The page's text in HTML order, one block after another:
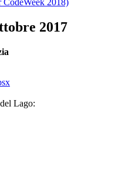
2017
Lago: